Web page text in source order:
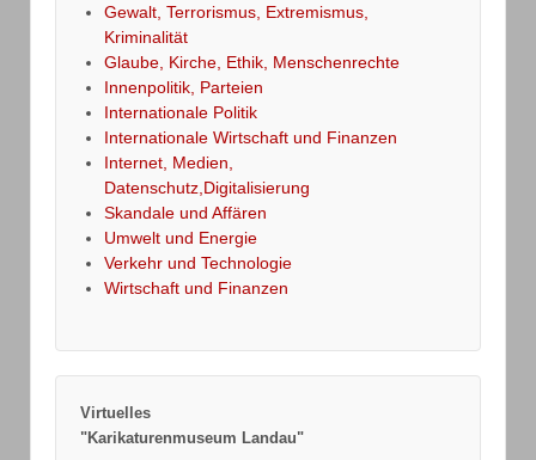
Gewalt, Terrorismus, Extremismus,
Kriminalität
Glaube, Kirche, Ethik, Menschenrechte
Innenpolitik, Parteien
Internationale Politik
Internationale Wirtschaft und Finanzen
Internet, Medien,
Datenschutz,Digitalisierung
Skandale und Affären
Umwelt und Energie
Verkehr und Technologie
Wirtschaft und Finanzen
Virtuelles
"Karikaturenmuseum Landau"